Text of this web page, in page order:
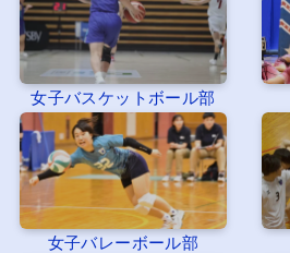
女子バスケットボール部
女子バレーボール部